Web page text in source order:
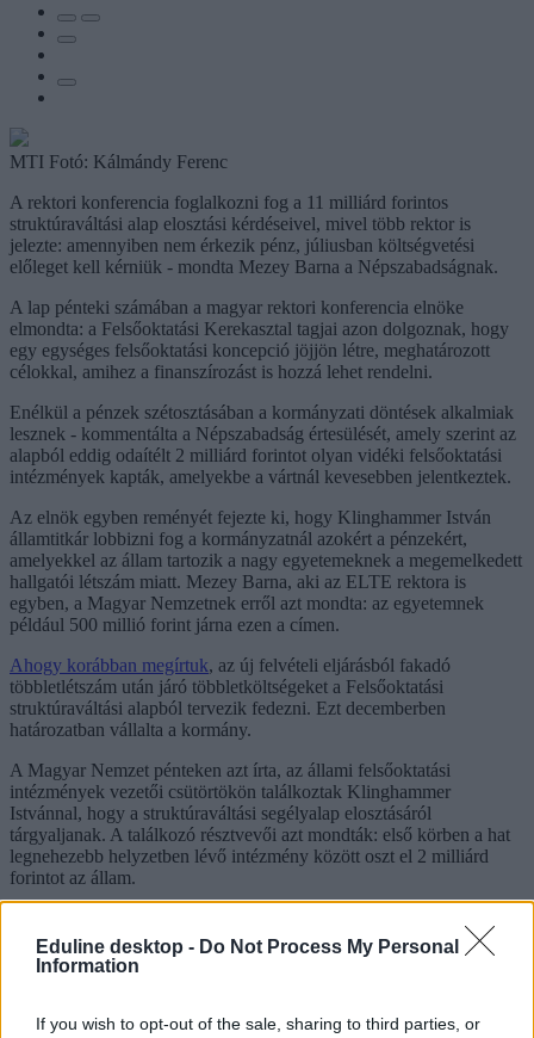
Eduline desktop - Do Not Process My Personal
Information
If you wish to opt-out of the sale, sharing to third parties, or
MTI Fotó: Kálmándy Ferenc
A rektori konferencia foglalkozni fog a 11 milliárd forintos
struktúraváltási alap elosztási kérdéseivel, mivel több rektor is
jelezte: amennyiben nem érkezik pénz, júliusban költségvetési
előleget kell kérniük - mondta Mezey Barna a Népszabadságnak.
A lap pénteki számában a magyar rektori konferencia elnöke
elmondta: a Felsőoktatási Kerekasztal tagjai azon dolgoznak, hogy
egy egységes felsőoktatási koncepció jöjjön létre, meghatározott
célokkal, amihez a finanszírozást is hozzá lehet rendelni.
Enélkül a pénzek szétosztásában a kormányzati döntések alkalmiak
lesznek - kommentálta a Népszabadság értesülését, amely szerint az
alapból eddig odaítélt 2 milliárd forintot olyan vidéki felsőoktatási
intézmények kapták, amelyekbe a vártnál kevesebben jelentkeztek.
Az elnök egyben reményét fejezte ki, hogy Klinghammer István
államtitkár lobbizni fog a kormányzatnál azokért a pénzekért,
amelyekkel az állam tartozik a nagy egyetemeknek a megemelkedett
hallgatói létszám miatt. Mezey Barna, aki az ELTE rektora is
egyben, a Magyar Nemzetnek erről azt mondta: az egyetemnek
például 500 millió forint járna ezen a címen.
Ahogy korábban megírtuk, az új felvételi eljárásból fakadó
többletlétszám után járó többletköltségeket a Felsőoktatási
struktúraváltási alapból tervezik fedezni. Ezt decemberben
határozatban vállalta a kormány.
A Magyar Nemzet pénteken azt írta, az állami felsőoktatási
intézmények vezetői csütörtökön találkoztak Klinghammer
Istvánnal, hogy a struktúraváltási segélyalap elosztásáról
tárgyaljanak. A találkozó résztvevői azt mondták: első körben a hat
legnehezebb helyzetben lévő intézmény között oszt el 2 milliárd
forintot az állam.
Mezey Barna
felsőoktatási segélyalap
Hozzászólások